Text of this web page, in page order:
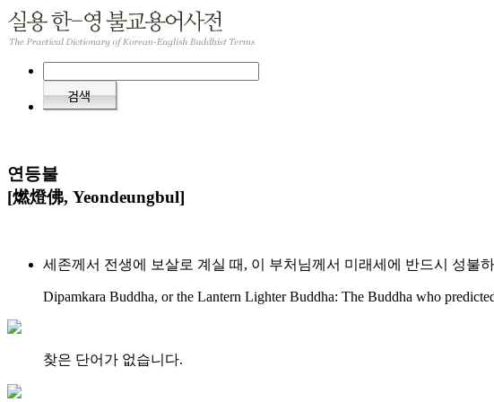
연등불
[燃燈佛, Yeondeungbul]
세존께서 전생에 보살로 계실 때, 이 부처님께서 미래세에 반드시 성불
Dipamkara Buddha, or the Lantern Lighter Buddha: The Buddha who
찾은 단어가 없습니다.